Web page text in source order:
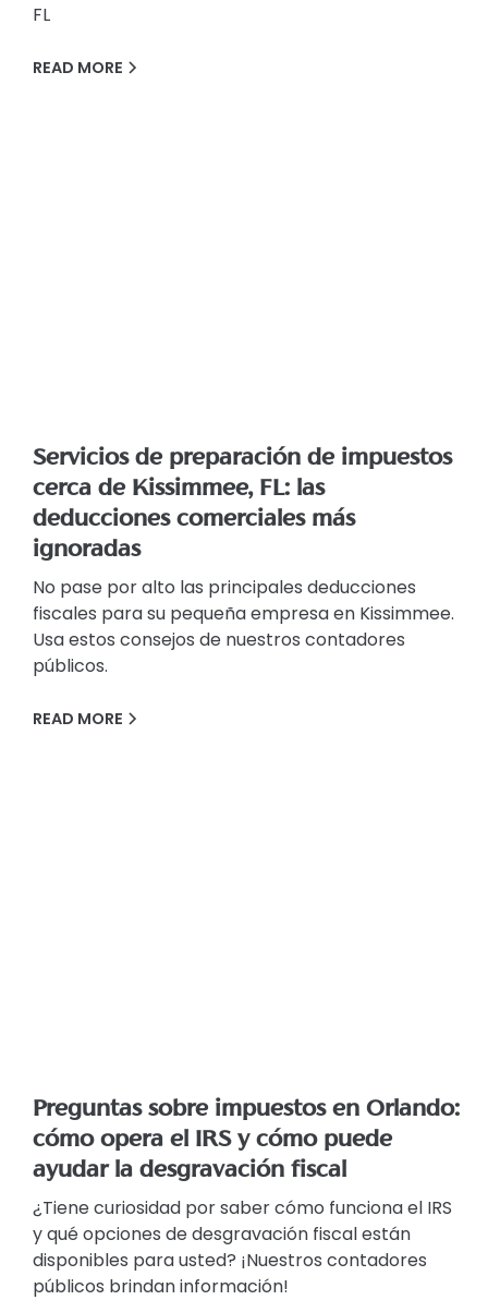
FL
READ MORE
Servicios de preparación de impuestos
cerca de Kissimmee, FL: las
deducciones comerciales más
ignoradas
No pase por alto las principales deducciones
fiscales para su pequeña empresa en Kissimmee.
Usa estos consejos de nuestros contadores
públicos.
READ MORE
Preguntas sobre impuestos en Orlando:
cómo opera el IRS y cómo puede
ayudar la desgravación fiscal
¿Tiene curiosidad por saber cómo funciona el IRS
y qué opciones de desgravación fiscal están
disponibles para usted? ¡Nuestros contadores
públicos brindan información!